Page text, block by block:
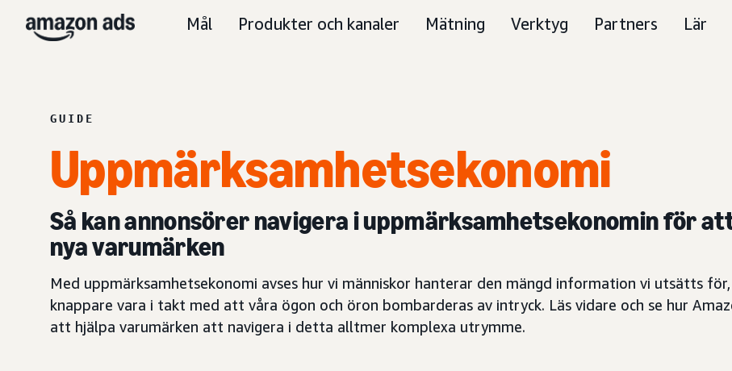
Mål Produkter och kanaler Mätning Verktyg Partners Lär
GUIDE
Uppmärksamhetsekonomi
Så kan annonsörer navigera i uppmärksamhetsekonomin för
nya varumärken
Med uppmärksamhetsekonomi avses hur vi människor hanterar den mängd information vi utsätts
knappare vara i takt med att våra ögon och öron bombarderas av intryck. Läs vidare och se hur
att hjälpa varumärken att navigera i detta alltmer komplexa utrymme.